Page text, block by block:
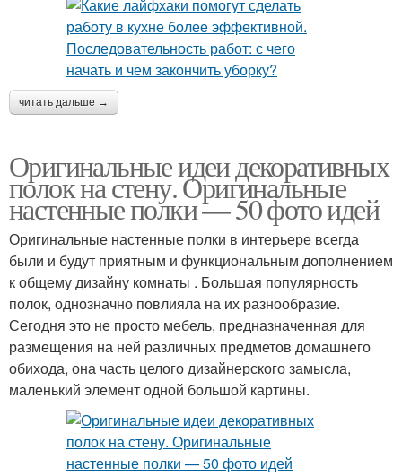
читать дальше →
Оригинальные идеи декоративных
полок на стену. Оригинальные
настенные полки — 50 фото идей
Оригинальные настенные полки в интерьере всегда
были и будут приятным и функциональным дополнением
к общему дизайну комнаты . Большая популярность
полок, однозначно повлияла на их разнообразие.
Сегодня это не просто мебель, предназначенная для
размещения на ней различных предметов домашнего
обихода, она часть целого дизайнерского замысла,
маленький элемент одной большой картины.